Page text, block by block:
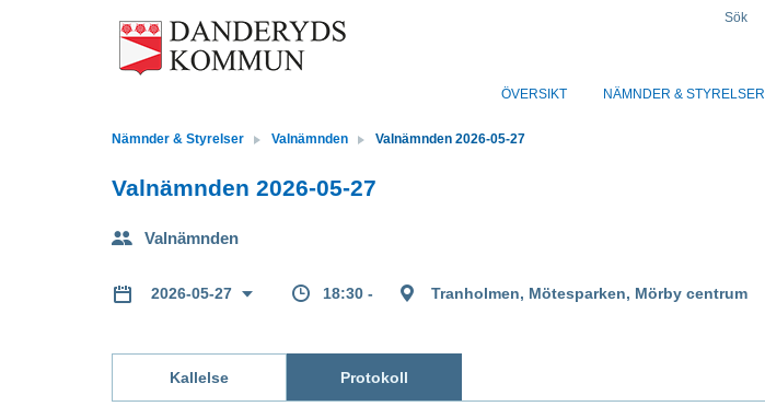
Sök
ÖVERSIKT NÄMNDER & STYRELSER
Nämnder & Styrelser Valnämnden Valnämnden 2026-05-27
Valnämnden 2026-05-27
Valnämnden
2026-05-27 18:30 - Tranholmen, Mötesparken, Mörby centrum
Kallelse Protokoll